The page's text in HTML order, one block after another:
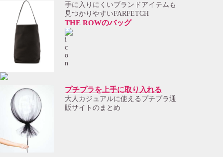
手に入りにくいブランドアイテムも
見つかりやすいFARFETCH
THE ROWのバッグ
プチプラを上手に取り入れる
大人カジュアルに使えるプチプラ通
販サイトのまとめ